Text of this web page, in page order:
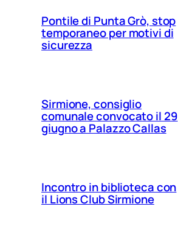
Pontile di Punta Grò, stop
temporaneo per motivi di
sicurezza
Sirmione, consiglio
comunale convocato il 29
giugno a Palazzo Callas
Incontro in biblioteca con
il Lions Club Sirmione